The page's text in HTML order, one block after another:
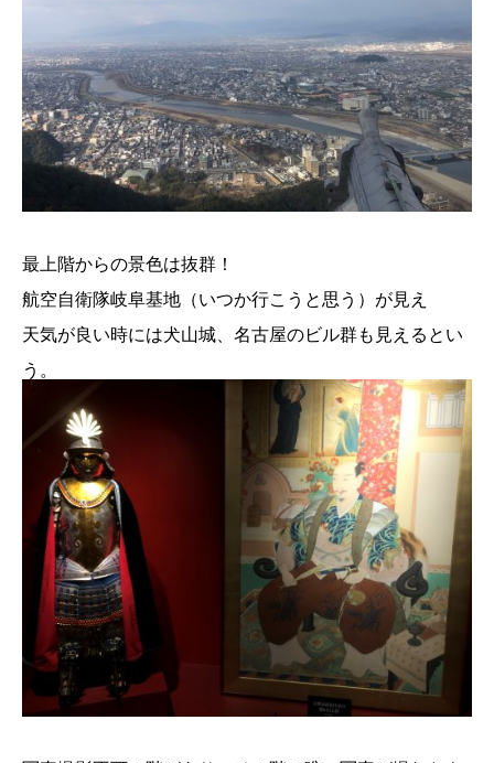
最上階からの景色は抜群！
航空自衛隊岐阜基地（いつか行こうと思う）が見え
天気が良い時には犬山城、名古屋のビル群も見えるとい
う。